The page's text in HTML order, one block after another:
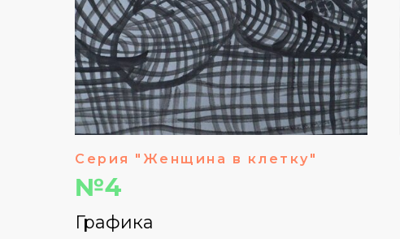
Серия "Женщина в клетку"
№4
Графика